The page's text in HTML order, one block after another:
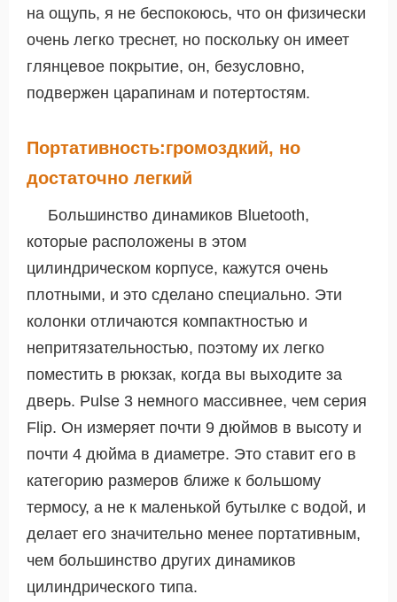
на ощупь, я не беспокоюсь, что он физически
очень легко треснет, но поскольку он имеет
глянцевое покрытие, он, безусловно,
подвержен царапинам и потертостям.
Портативность:громоздкий, но
достаточно легкий
Большинство динамиков Bluetooth,
которые расположены в этом
цилиндрическом корпусе, кажутся очень
плотными, и это сделано специально. Эти
колонки отличаются компактностью и
непритязательностью, поэтому их легко
поместить в рюкзак, когда вы выходите за
дверь. Pulse 3 немного массивнее, чем серия
Flip. Он измеряет почти 9 дюймов в высоту и
почти 4 дюйма в диаметре. Это ставит его в
категорию размеров ближе к большому
термосу, а не к маленькой бутылке с водой, и
делает его значительно менее портативным,
чем большинство других динамиков
цилиндрического типа.